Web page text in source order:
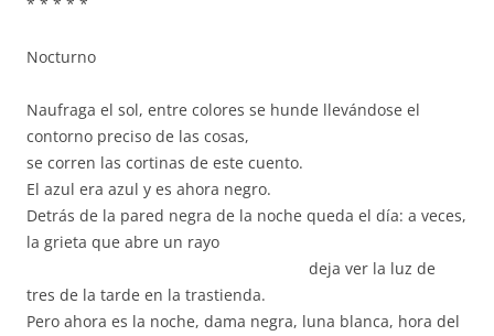
Nocturno
Naufraga el sol, entre colores se hunde llevándose el
contorno preciso de las cosas,
se corren las cortinas de este cuento.
El azul era azul y es ahora negro.
Detrás de la pared negra de la noche queda el día: a veces,
la grieta que abre un rayo
deja ver la luz de
tres de la tarde en la trastienda.
Pero ahora es la noche, dama negra, luna blanca, hora del